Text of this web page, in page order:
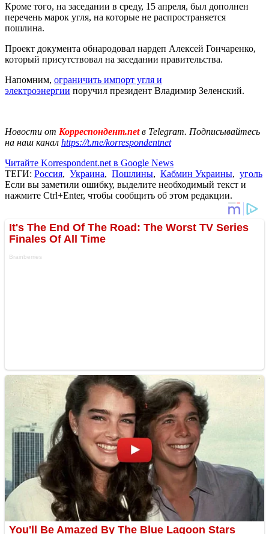
Кроме того, на заседании в среду, 15 апреля, был дополнен
перечень марок угля, на которые не распространяется
пошлина.
Проект документа обнародовал нардеп Алексей Гончаренко,
который присутствовал на заседании правительства.
Напомним, ограничить импорт угля и
электроэнергии поручил президент Владимир Зеленский.
Новости от Корреспондент.netв Telegram. Подписывайтесь
на наш канал https://t.me/korrespondentnet
Читайте Korrespondent.net в Google News
ТЕГИ: Россия, Украина, Пошлины, Кабмин Украины, уголь
Если вы заметили ошибку, выделите необходимый текст и
нажмите Ctrl+Enter, чтобы сообщить об этом редакции.